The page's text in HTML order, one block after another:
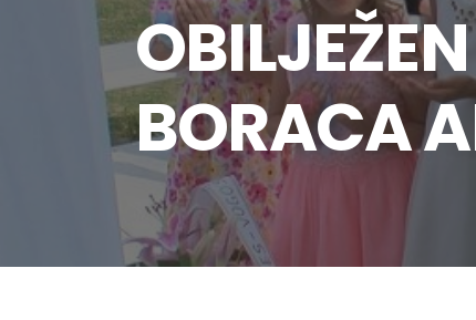
BORACA